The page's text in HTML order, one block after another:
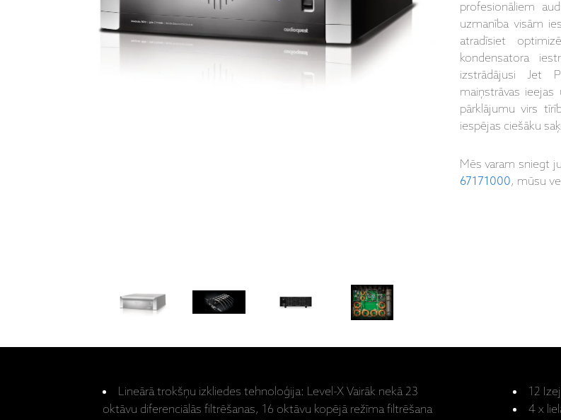
profesionāliem
uzmanība visām
atradīsiet
kondensatora
izstrādājusi Jet
maiņstrāvas
pārklājumu virs
iespējas ciešāku
Mēs varam sniegt
67171000, mūsu
Lineārā trokšņu izkliedes tehnoloģija: Level-X Vairāk nekā 23
oktāvu diferenciālās filtrēšanas, 16 oktāvu kopējā režīma filtrēšana
12
4 x